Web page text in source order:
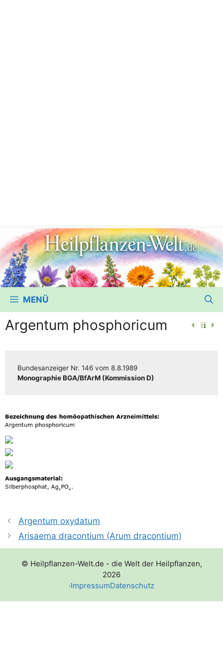
MENÜ
Argentum phosphoricum
Bun­des­an­zei­ger Nr. 146 vom 8.8.1989
Mono­gra­phie BGA/​​BfArM (Kom­mis­si­on D)
Argentum oxydatum
Arisaema dracontium (Arum dracontium)
© Heilpflanzen-Welt.de - die Welt der Heilpflanzen,
2026
·ImpressumDatenschutz